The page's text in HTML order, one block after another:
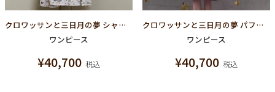
クロワッサンと三日月の夢 シャツドレス（アイボリー）
ワンピース
¥40,700 税込
クロワッサンと三日月の夢 パフスリーブドレス（ネイビー）
ワンピース
¥40,700 税込